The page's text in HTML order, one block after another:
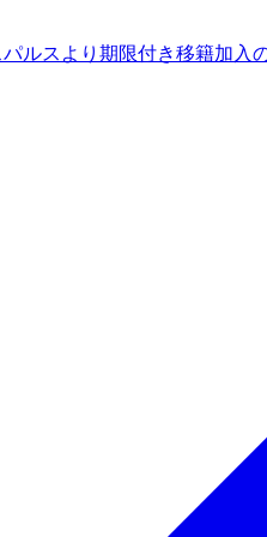
ルスより期限付き移籍加入